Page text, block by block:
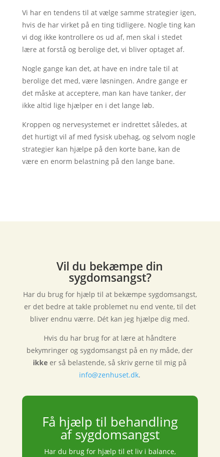
Vi har en tendens til at vælge samme strategier igen,
hvis de har virket på en ting tidligere. Nogle ting kan
vi dog ikke kontrollere os ud af, men skal i stedet
lære at forstå og berolige det, vi bliver optaget af.
Nogle gange kan det, at have en indre tale til at
berolige det med, være løsningen. Andre gange er
det måske at acceptere, man kan have tanker, der
ikke altid lige hjælper en i det lange løb.
Kroppen og nervesystemet er indrettet således, at
det hurtigt vil af med fysisk ubehag, og selvom nogle
strategier kan hjælpe på den korte bane, kan de
være en enorm belastning på den lange bane.
Vil du bekæmpe din
sygdomsangst?
Har du brug for hjælp til at bekæmpe sygdomsangst,
er det bedre at takle problemet nu end vente, til det
bliver endnu værre. Dét kan jeg hjælpe dig med.
Hvis du har brug for at lære at håndtere
bekymringer og sygdomsangst på en ny måde, der
ikke er så belastende, så skriv gerne til mig på
info@zenhuset.dk.
Få hjælp til behandling
af sygdomsangst
Har du brug for hjælp til et liv i balance,